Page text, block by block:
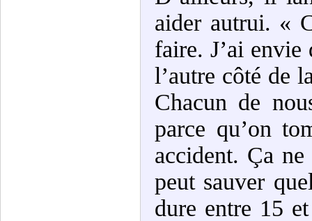
aider autrui. «
faire. J’ai envie
l’autre côté de
Chacun de
parce qu’on
accident. Ça
peut sauver
dure entre 15